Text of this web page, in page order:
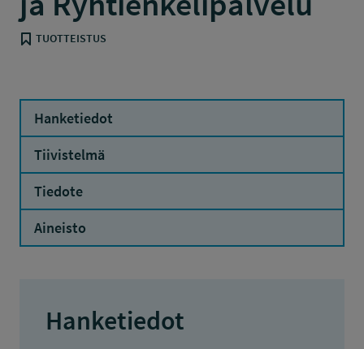
TUOTTEISTUS
Hanketiedot
Tiivistelmä
Tiedote
Aineisto
Hanketiedot